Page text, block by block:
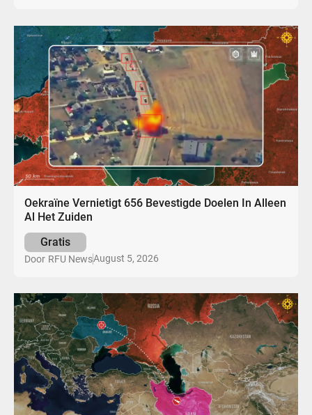
Oekraïne Vernietigt 656 Bevestigde Doelen In Alleen
Al Het Zuiden
Gratis
Door RFU NewsAugust 5, 2026